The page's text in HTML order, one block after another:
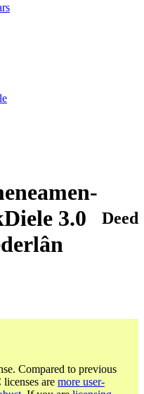
3.0
Deed
Compared to previous
are more user-